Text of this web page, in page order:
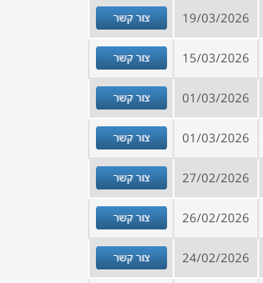
19/03/2026 צור קשר
15/03/2026 צור קשר
01/03/2026 צור קשר
01/03/2026 צור קשר
27/02/2026 צור קשר
26/02/2026 צור קשר
24/02/2026 צור קשר